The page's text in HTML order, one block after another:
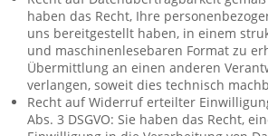
haben das Recht, Ihre
uns bereitgestellt haben, in einem
und maschinenlesebaren Format zu
Übermittlung an einen anderen
verlangen, soweit dies technisch
Recht auf Widerruf erteilter
Abs. 3 DSGVO: Sie haben das Recht,